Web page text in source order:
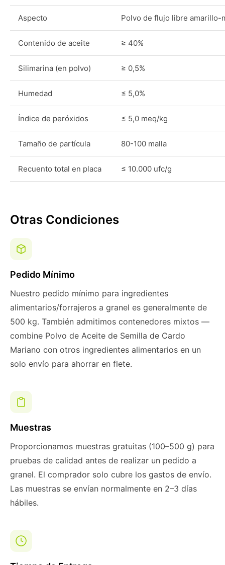
Aspecto Polvo de flujo libre amarillo-
Contenido de aceite ≥ 40%
Silimarina (en polvo) ≥ 0,5%
Humedad ≤ 5,0%
Índice de peróxidos ≤ 5,0 meq/kg
Tamaño de partícula 80-100 malla
Recuento total en placa ≤ 10.000 ufc/g
Otras Condiciones
Pedido Mínimo
Nuestro pedido mínimo para ingredientes
alimentarios/forrajeros a granel es generalmente de
500 kg. También admitimos contenedores mixtos —
combine Polvo de Aceite de Semilla de Cardo
Mariano con otros ingredientes alimentarios en un
solo envío para ahorrar en flete.
Muestras
Proporcionamos muestras gratuitas (100–500 g) para
pruebas de calidad antes de realizar un pedido a
granel. El comprador solo cubre los gastos de envío.
Las muestras se envían normalmente en 2–3 días
hábiles.